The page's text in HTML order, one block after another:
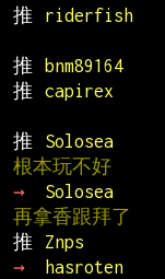
推
riderfish
推
bnm89164
推
capirex
推
Solosea
根本玩不好
→
Solosea
再拿香跟拜了
推
Znps
→
hasroten